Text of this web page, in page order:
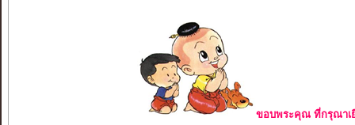
ขอบพระคุณ ที่กรุณาเ